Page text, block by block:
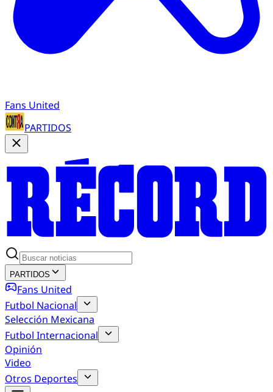
Fans United
PARTIDOS
PARTIDOS
Fans United
Futbol Nacional
Selección Mexicana
Futbol Internacional
Opinión
Video
Otros Deportes